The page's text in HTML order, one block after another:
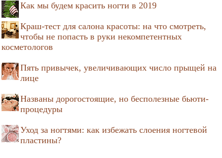
Как мы будем красить ногти в 2019
Краш-тест для салона красоты: на что смотреть,
чтобы не попасть в руки некомпетентных
косметологов
Пять привычек, увеличивающих число прыщей на
лице
Названы дорогостоящие, но бесполезные бьюти-
процедуры
Уход за ногтями: как избежать слоения ногтевой
пластины?